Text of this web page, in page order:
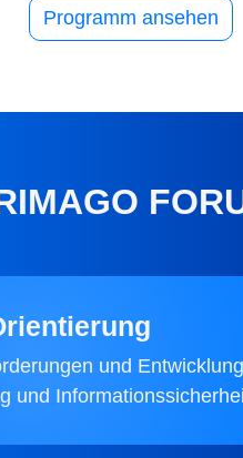
Programm ansehen
und
und